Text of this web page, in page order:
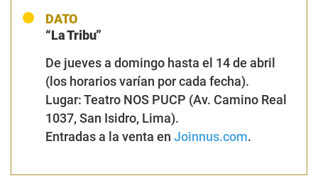
DATO
“La Tribu”
De jueves a domingo hasta el 14 de abril
(los horarios varían por cada fecha).
Lugar: Teatro NOS PUCP (Av. Camino Real
1037, San Isidro, Lima).
Entradas a la venta en Joinnus.com.